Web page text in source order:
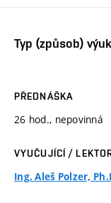
Typ (způsob)
PŘEDNÁŠKA
26 hod., nepovinná
VYUČUJÍCÍ /
Ing. Aleš Polzer,